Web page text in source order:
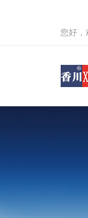
您好，